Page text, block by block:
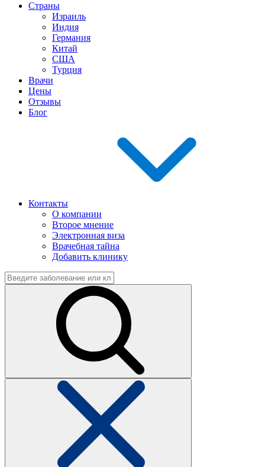
Страны
Израиль
Индия
Германия
Китай
США
Турция
Врачи
Цены
Отзывы
Блог
Контакты
О компании
Второе мнение
Электронная виза
Врачебная тайна
Добавить клинику